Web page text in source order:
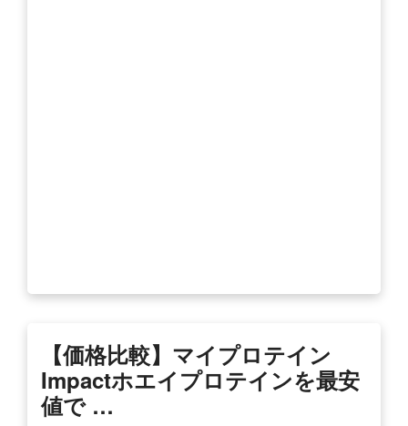
【価格比較】マイプロテイン
Impactホエイプロテインを最安
値で …